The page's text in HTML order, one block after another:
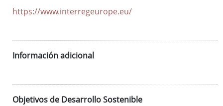
https://www.interregeurope.eu/
Información adicional
Objetivos de Desarrollo Sostenible